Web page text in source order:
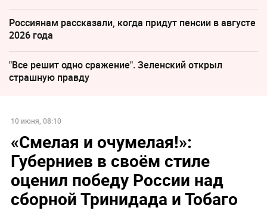
Россиянам рассказали, когда придут пенсии в августе
2026 года
"Все решит одно сражение". Зеленский открыл
страшную правду
10 июня, 08:10
«Смелая и очумелая!»:
Губерниев в своём стиле
оценил победу России над
сборной Тринидада и Тобаго